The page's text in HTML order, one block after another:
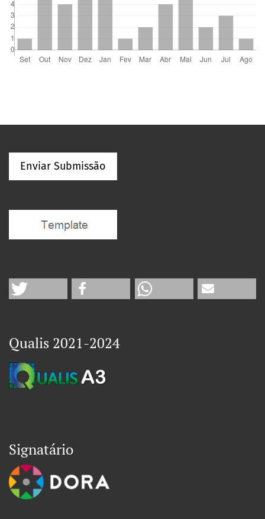
Enviar Submissão
Qualis 2021-2024
Signatário